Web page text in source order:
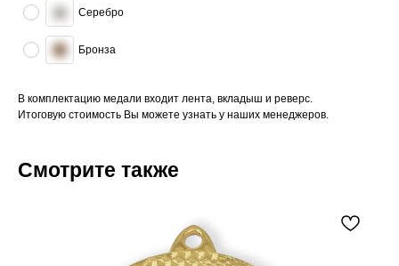
Серебро
Бронза
В комплектацию медали входит лента, вкладыш и реверс.
Итоговую стоимость Вы можете узнать у наших менеджеров.
Смотрите также